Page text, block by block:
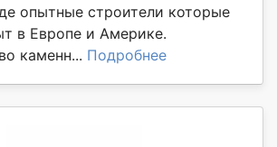
опытные строители которые
в Европе и Америке.
каменн... Подробнее